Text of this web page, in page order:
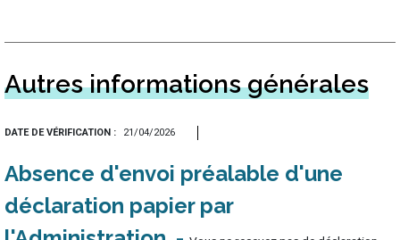
Autres informations générales
DATE DE VÉRIFICATION 21/04/2026
Absence d'envoi préalable d'une
déclaration papier par